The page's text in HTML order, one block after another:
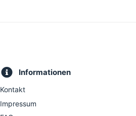
Informationen
Kontakt
Impressum